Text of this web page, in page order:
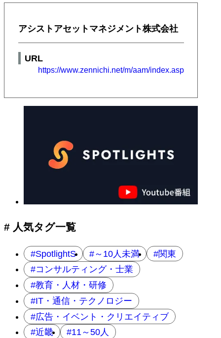
アシストアセットマネジメント株式会社
URL
https://www.zennichi.net/m/aam/index.asp
# 人気タグ一覧
SpotlightS ～10人未満
関東
コンサルティング・士業
教育・人材・研修
IT・通信・テクノロジー
広告・イベント・クリエイティブ
近畿
11～50人